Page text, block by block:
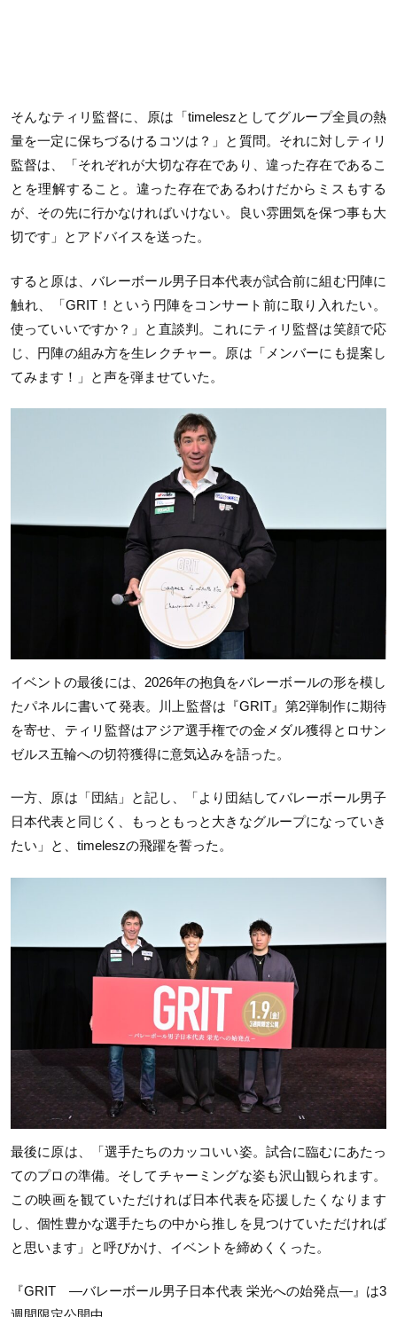
そんなティリ監督に、原は「timeleszとしてグループ全員の熱
量を一定に保ちづるけるコツは？」と質問。それに対しティリ
監督は、「それぞれが大切な存在であり、違った存在であるこ
とを理解すること。違った存在であるわけだからミスもする
が、その先に行かなければいけない。良い雰囲気を保つ事も大
切です」とアドバイスを送った。
すると原は、バレーボール男子日本代表が試合前に組む円陣に
触れ、「GRIT！という円陣をコンサート前に取り入れたい。
使っていいですか？」と直談判。これにティリ監督は笑顔で応
じ、円陣の組み方を生レクチャー。原は「メンバーにも提案し
てみます！」と声を弾ませていた。
イベントの最後には、2026年の抱負をバレーボールの形を模し
たパネルに書いて発表。川上監督は『GRIT』第2弾制作に期待
を寄せ、ティリ監督はアジア選手権での金メダル獲得とロサン
ゼルス五輪への切符獲得に意気込みを語った。
一方、原は「団結」と記し、「より団結してバレーボール男子
日本代表と同じく、もっともっと大きなグループになっていき
たい」と、timeleszの飛躍を誓った。
最後に原は、「選手たちのカッコいい姿。試合に臨むにあたっ
てのプロの準備。そしてチャーミングな姿も沢山観られます。
この映画を観ていただければ日本代表を応援したくなります
し、個性豊かな選手たちの中から推しを見つけていただければ
と思います」と呼びかけ、イベントを締めくくった。
『GRIT —バレーボール男子日本代表 栄光への始発点—』は3